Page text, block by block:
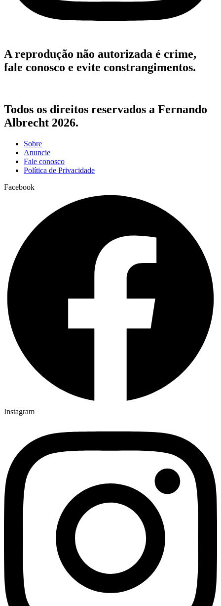
A reprodução não autorizada é crime,
fale conosco e evite constrangimentos.
Todos os direitos reservados a Fernando
Albrecht 2026.
Sobre
Anuncie
Fale conosco
Política de Privacidade
Facebook
Instagram